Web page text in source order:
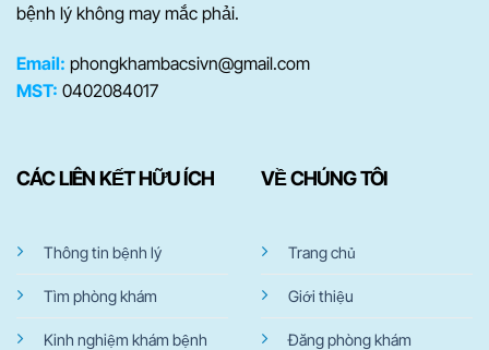
bệnh lý không may mắc phải.
Email: phongkhambacsivn@gmail.com
MST: 0402084017
CÁC LIÊN KẾT HỮU ÍCH
Thông tin bệnh lý
Tìm phòng khám
Kinh nghiệm khám bệnh
VỀ CHÚNG TÔI
Trang chủ
Giới thiệu
Đăng phòng khám